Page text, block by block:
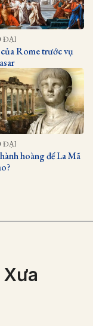
ĐẠI
Rome trước vụ
ĐẠI
hoàng đế La Mã